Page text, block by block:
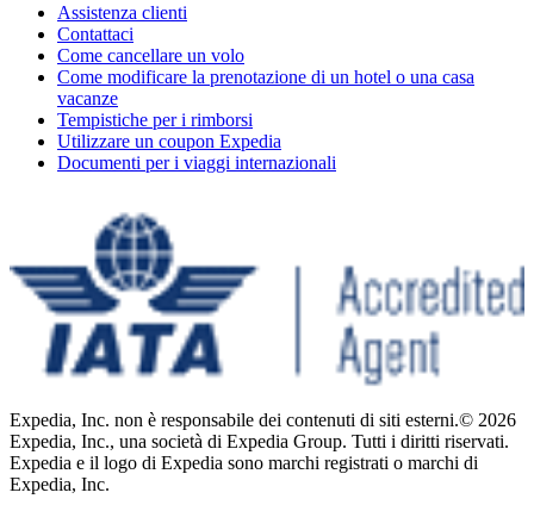
Assistenza clienti
Contattaci
Come cancellare un volo
Come modificare la prenotazione di un hotel o una casa
vacanze
Tempistiche per i rimborsi
Utilizzare un coupon Expedia
Documenti per i viaggi internazionali
Expedia, Inc. non è responsabile dei contenuti di siti esterni.© 2026
Expedia, Inc., una società di Expedia Group. Tutti i diritti riservati.
Expedia e il logo di Expedia sono marchi registrati o marchi di
Expedia, Inc.